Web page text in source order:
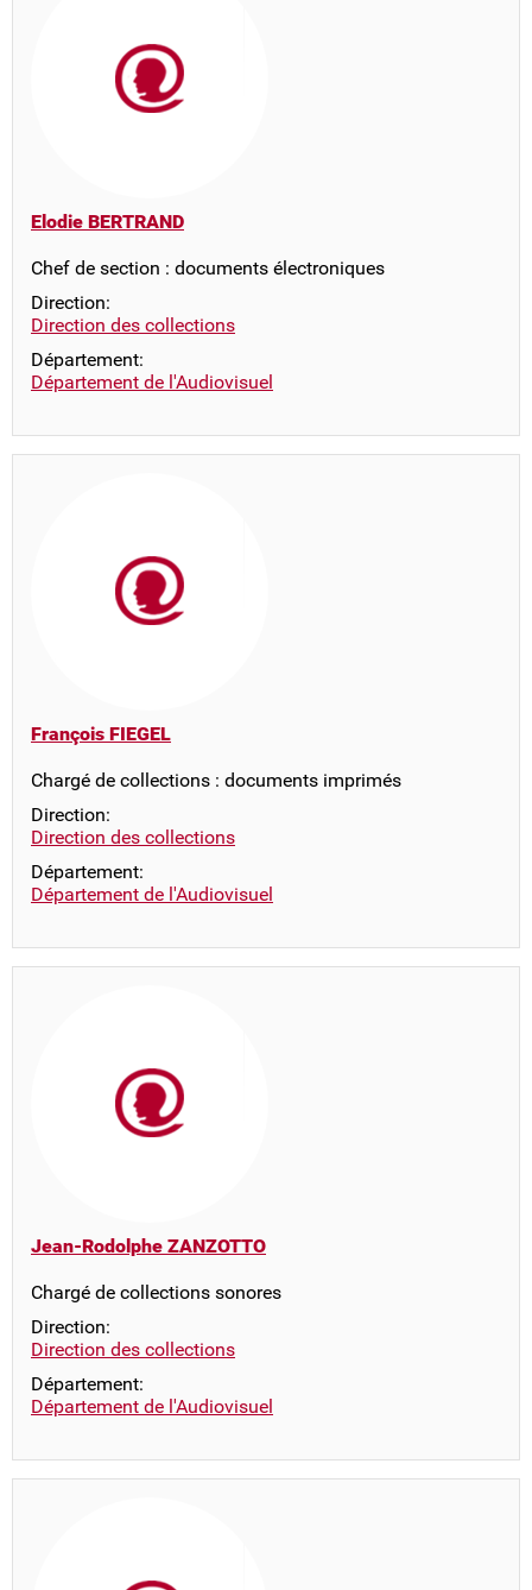
Elodie BERTRAND
Chef de section : documents électroniques
Direction:
Direction des collections
Département:
Département de l'Audiovisuel
François FIEGEL
Chargé de collections : documents imprimés
Direction:
Direction des collections
Département:
Département de l'Audiovisuel
Jean-Rodolphe ZANZOTTO
Chargé de collections sonores
Direction:
Direction des collections
Département:
Département de l'Audiovisuel